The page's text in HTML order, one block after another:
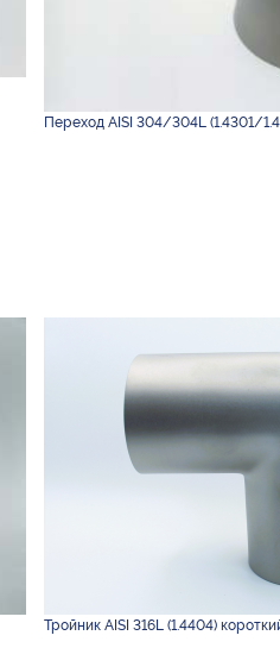
Переход AISI 304/304L (1.4301/
Тройник AISI 316L (1.4404)